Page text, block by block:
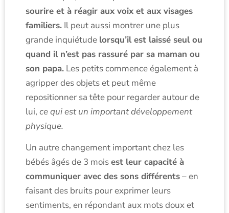
sourire et à réagir aux voix et aux visages
familiers. Il peut aussi montrer une plus
grande inquiétude lorsqu’il est laissé seul ou
quand il n’est pas rassuré par sa maman ou
son papa. Les petits commence également à
agripper des objets et peut même
repositionner sa tête pour regarder autour de
lui, ce qui est un important développement
physique.
Un autre changement important chez les
bébés âgés de 3 moisest leur capacité à
communiquer avec des sons différents– en
faisant des bruits pour exprimer leurs
sentiments, en répondant aux mots doux et